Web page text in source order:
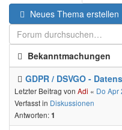
Neues Thema erstellen
Bekanntmachungen
GDPR / DSVGO -
Letzter Beitrag von Adi « Do Apr
Verfasst in Diskussionen
Antworten:1